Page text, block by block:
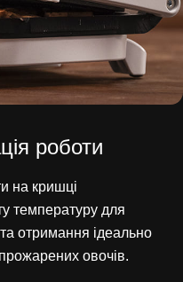
роботи
на кришці
температуру для
отримання ідеально
овочів.